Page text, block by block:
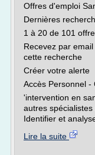
Offres d'emploi
Dernières
1 à 20 de 101
Recevez par
cette recherche
Créer votre alerte
Accès Personnel -
'intervention en
autres
Identifier et
Lire la suite